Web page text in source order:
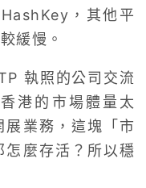
，其他平
緩慢。
執照的公司交流
港的市場體量太
業務，這塊「市
麼存活？所以穩